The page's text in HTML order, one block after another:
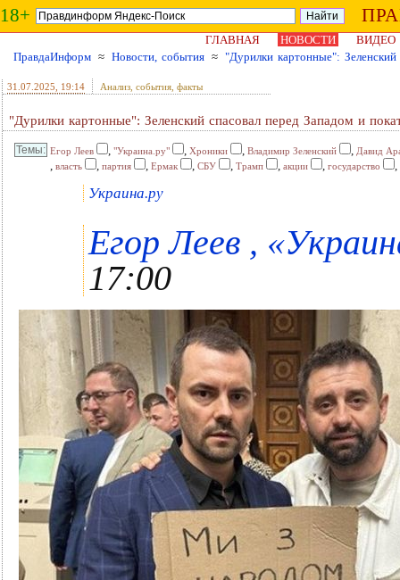
18+
ГЛАВНАЯ НОВОСТИ
ВИДЕО
ПравдаИнформ ≈ Новости, события ≈ "Дурилки картонные":
31.07.2025 , 19:14 Анализ, события, факты
"Дурилки картонные": Зеленский спасовал перед Западом и
Егор Леев , "Украина.ру" , Хроники , Владимир Зеленский , Давид
, власть , партия , Ермак , СБУ , Трамп , акции , государство ,
Украина.ру
Егор Леев ,
17:00